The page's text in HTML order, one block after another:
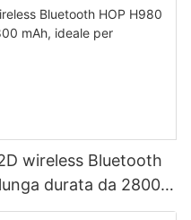
wireless Bluetooth
durata da 2800
e logistica.